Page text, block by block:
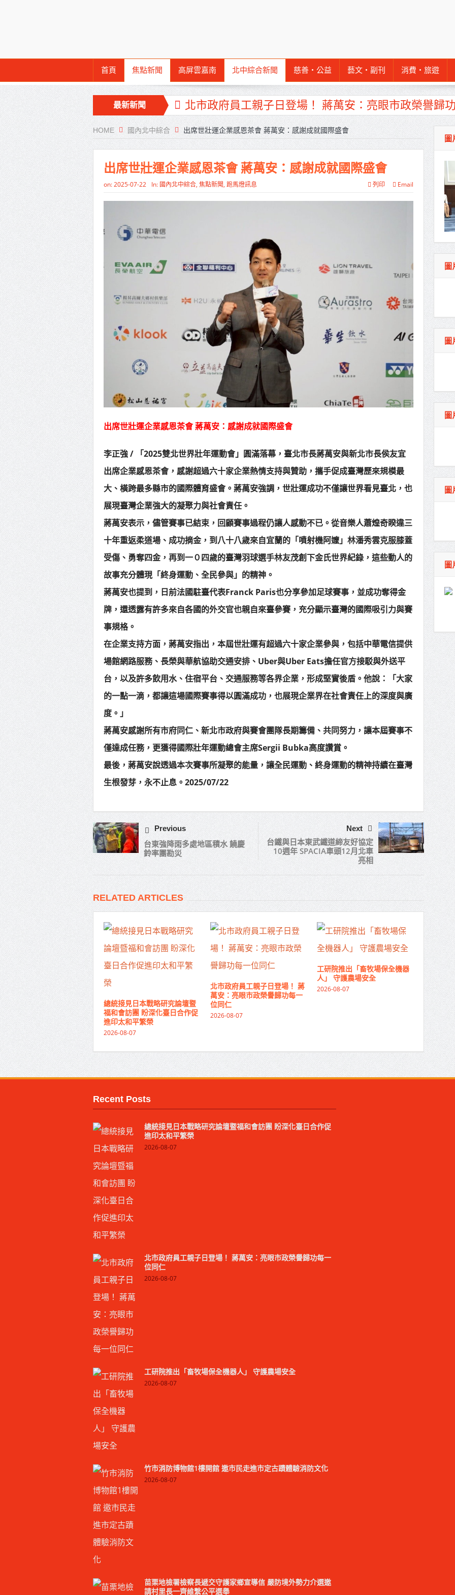
首頁 焦點新聞 高屏雲嘉南 北中綜合新聞 慈善‧公益 藝文‧副刊 消費‧旅遊
最新新聞
北市政府員工親子日登場！ 蔣萬安：亮眼市政榮譽歸
仁
工研院推出「畜牧場保全機器人」 守護農場安全
竹市消防博物館1樓開館 邀市民走進市定古蹟體驗消防
苗栗地檢署檢察長遞交守護家鄉宣導信 嚴防境外勢力
里長一齊維繫公平選舉
彰化聯合捐贈4輛高規格救護車 首配全自動電動擔架床
美濃稻米品質競賽開跑 高雄147論壇揭開好飯祕密、
蔣萬安指示各單位提前完成海豚颱風各項防災準備工作
新北行動治理 侯友宜督導基層建設 推動瑞芳礦業文化
山海觀光新品牌
中壢三教紫雲宮捐贈救護車 挹注桃消救護量能
總統接見日本戰略研究論壇暨福和會訪團 盼深化臺日
太和平繁榮
HOME 國內北中綜合 出席世壯運企業感恩茶會 蔣萬安：感謝成就國際盛會
出席世壯運企業感恩茶會 蔣萬安：感謝成就國際盛會
on:2025-07-22 In: 國內北中綜合, 焦點新聞, 跑馬燈訊息 列印 Email
出席世壯運企業感恩茶會 蔣萬安：感謝成就國際盛會
李正強 / 「2025雙北世界壯年運動會」圓滿落幕，臺北市長蔣萬安與新北市長侯友宜
出席企業感恩茶會，感謝超過六十家企業熱情支持與贊助，攜手促成臺灣歷來規模最
大、橫跨最多縣市的國際體育盛會。蔣萬安強調，世壯運成功不僅讓世界看見臺北，也
展現臺灣企業強大的凝聚力與社會責任。
蔣萬安表示，儘管賽事已結束，回顧賽事過程仍讓人感動不已。從音樂人蕭煌奇睽違三
十年重返柔道場、成功摘金，到八十八歲來自宜蘭的「噴射機阿嬤」林潘秀雲克服膝蓋
受傷、勇奪四金，再到一０四歲的臺灣羽球選手林友茂創下金氏世界紀錄，這些動人的
故事充分體現「終身運動、全民參與」的精神。
蔣萬安也提到，日前法國駐臺代表Franck Paris也分享參加足球賽事，並成功奪得金
牌，還透露有許多來自各國的外交官也親自來臺參賽，充分顯示臺灣的國際吸引力與賽
事規格。
在企業支持方面，蔣萬安指出，本屆世壯運有超過六十家企業參與，包括中華電信提供
場館網路服務、長榮與華航協助交通安排、Uber與Uber Eats擔任官方接駁與外送平
台，以及許多飲用水、住宿平台、交通服務等各界企業，形成堅實後盾。他說：「大家
的一點一滴，都讓這場國際賽事得以圓滿成功，也展現企業界在社會責任上的深度與廣
度。」
蔣萬安感謝所有市府同仁、新北市政府與賽會團隊長期籌備、共同努力，讓本屆賽事不
僅達成任務，更獲得國際壯年運動總會主席Sergii Bubka高度讚賞。
最後，蔣萬安說透過本次賽事所凝聚的能量，讓全民運動、終身運動的精神持續在臺灣
生根發芽，永不止息。2025/07/22
Previous
台東強降雨多處地區積水 饒慶
鈴率團勘災
Next
台鐵與日本東武鐵道締友好協定
10週年 SPACIA車頭12月北車
亮相
RELATED ARTICLES
總統接見日本戰略研究論壇暨
福和會訪團 盼深化臺日合作促
進印太和平繁榮
2026-08-07
北市政府員工親子日登場！ 蔣
萬安：亮眼市政榮譽歸功每一
位同仁
2026-08-07
工研院推出「畜牧場保全機器
人」 守護農場安全
2026-08-07
圖
圖
圖
圖
圖
圖
Recent Posts
總統接見日本戰略研究論壇暨福和會訪團 盼深化臺日合作促
進印太和平繁榮
2026-08-07
北市政府員工親子日登場！ 蔣萬安：亮眼市政榮譽歸功每一
位同仁
2026-08-07
工研院推出「畜牧場保全機器人」 守護農場安全
2026-08-07
竹市消防博物館1樓開館 邀市民走進市定古蹟體驗消防文化
2026-08-07
苗栗地檢署檢察長遞交守護家鄉宣導信 嚴防境外勢力介選邀
請村里長一齊維繫公平選舉